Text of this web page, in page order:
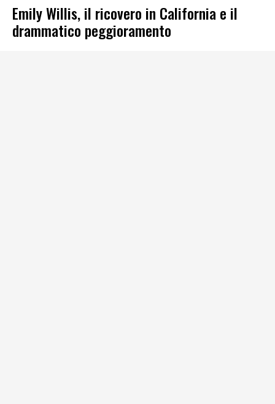
Emily Willis, il ricovero in California e il
drammatico peggioramento